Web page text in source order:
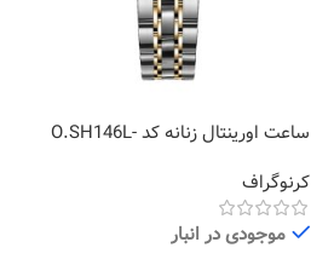
ساعت اورینتال زنانه کد O.SH146L-
کرنوگراف
موجودی در انبار